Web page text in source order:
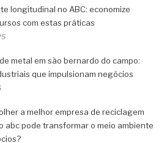
longitudinal no ABC: economize
com estas práticas
metal em são bernardo do campo:
que impulsionam negócios
a melhor empresa de reciclagem
abc pode transformar o meio ambiente